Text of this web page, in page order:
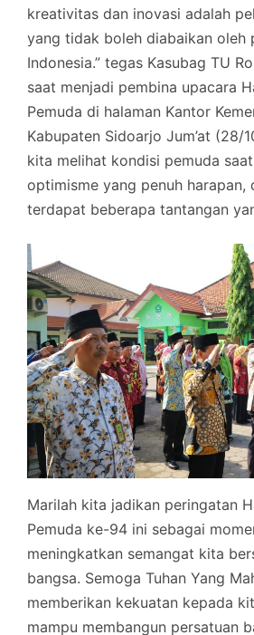
kreativitas dan inovasi adalah
yang tidak boleh diabaikan oleh
Indonesia.” tegas Kasubag TU
saat menjadi pembina upacara
Pemuda di halaman Kantor
Kabupaten Sidoarjo Jum’at (28/
kita melihat kondisi pemuda
optimisme yang penuh harapan,
terdapat beberapa tantangan
Marilah kita jadikan peringatan
Pemuda ke-94 ini sebagai
meningkatkan semangat kita
bangsa. Semoga Tuhan Yang
memberikan kekuatan kepada
mampu membangun persatuan